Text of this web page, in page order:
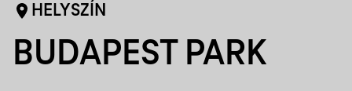
HELYSZÍN
BUDAPEST PARK